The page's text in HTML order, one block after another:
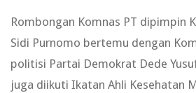
Rombongan Komnas PT dipimpin
Sidi Purnomo bertemu dengan
politisi Partai Demokrat Dede
juga diikuti Ikatan Ahli Kesehatan